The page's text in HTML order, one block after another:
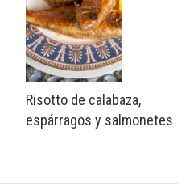
Risotto de calabaza,
espárragos y salmonetes